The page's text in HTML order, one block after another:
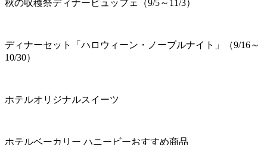
秋の収穫祭ディナービュッフェ（9/5～11/3）
ディナーセット「ハロウィーン・ノーブルナイト」（9/16～
10/30）
ホテルオリジナルスイーツ
ホテルベーカリー ハニービーおすすめ商品